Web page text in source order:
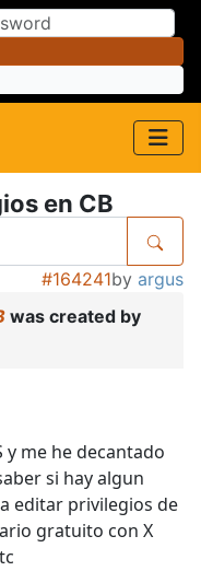
en CB
#164241by argus
was created by
y me he decantado
si hay algun
editar privilegios de
gratuito con X